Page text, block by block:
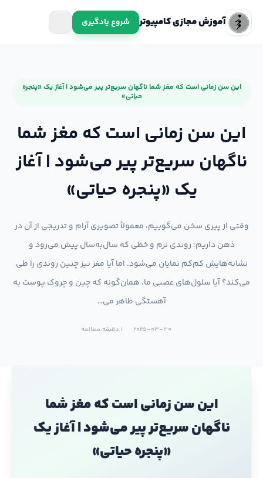
آموزش مجازی کامپیوتر شروع یادگیری
این سن زمانی است که مغز شما ناگهان سریع‌تر پیر می‌شود | آغاز یک «پنجره
حیاتی»
این سن زمانی است که مغز شما
ناگهان سریع‌تر پیر می‌شود | آغاز
یک «پنجره حیاتی»
وقتی از پیری سخن می‌گوییم، معمولاً تصویری آرام و تدریجی از آن در
ذهن داریم؛ روندی نرم و خطی که سال‌به‌سال پیش می‌رود و
نشانه‌هایش کم‌کم نمایان می‌شود. اما آیا مغز نیز چنین روندی را طی
می‌کند؟ آیا سلول‌های عصبی ما، همان‌گونه که چین و چروک پوست به
آهستگی ظاهر می…
2025-03-30 1 دقیقه مطالعه
این سن زمانی است که مغز شما
ناگهان سریع‌تر پیر می‌شود | آغاز یک
«پنجره حیاتی»